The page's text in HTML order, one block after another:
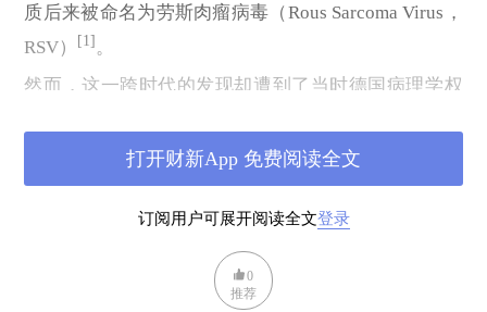
质后来被命名为劳斯肉瘤病毒（Rous Sarcoma Virus，
RSV）
[1]。
然而，这一跨时代的发现却遭到了当时德国病理学权
上是细胞内部代谢失调的结果。因此，劳斯的论文在
发表后几十年里，从未被主流肿瘤学界接受。他本人
直到半个世纪后，随着分子生物学和病毒学的兴起，
人们才意识到劳斯发现的深远意义。劳斯肉瘤病毒被
订阅用户可展开阅读全文登录
打开财新App 免费阅读全文
0
推荐